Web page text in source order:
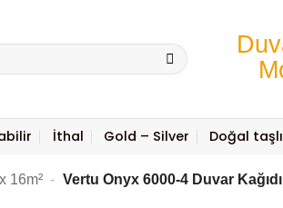
İthal Gold – Silver Doğal taşlı
16m² - Vertu Onyx 6000-4 Duvar Kağıdı